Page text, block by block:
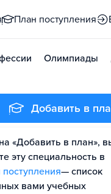
План поступления
Олимпиады
Добавить в
«Добавить в план»,
эту специальность в
поступления— список
вами учебных